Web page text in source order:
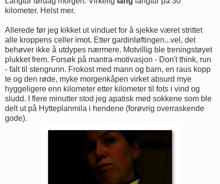
kilometer. Helst mer.
Allerede før jeg kikket ut vinduet for å sjekke været strittet
alle kroppens celler imot. Etter gardinløftingen...vel, det
behøver ikke å utdypes nærmere. Motvillig ble treningstøyet
plukket frem. Forsøk på mantra-motivasjon - Don't think, run
- falt til stengrunn. Frokost med mann og barn, en raus kopp
te og den røde, myke morgenkåpen virket absurd mye
hyggeligere enn kilometer etter kilometer til fots i vind og
sludd. I flere minutter stod jeg apatisk med sokkene som ble
delt ut på Hytteplanmila i hendene (forøvrig overraskende
gode).